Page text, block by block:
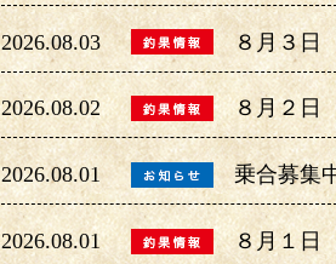
2026.08.03 ８月３日
2026.08.02 ８月２日
2026.08.01 乗合募集
2026.08.01 ８月１日